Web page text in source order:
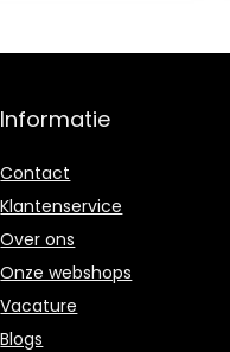
Informatie
Contact
Klantenservice
Over ons
Onze webshops
Vacature
Blogs